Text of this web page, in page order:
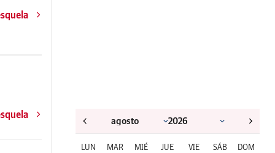
LUN MAR MIÉ JUE VIE SÁB DOM